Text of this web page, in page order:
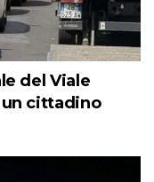
del Viale
un cittadino